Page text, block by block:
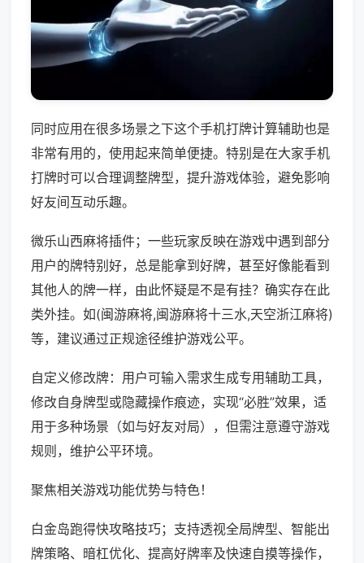
同时应用在很多场景之下这个手机打牌计算辅助也是
非常有用的，使用起来简单便捷。特别是在大家手机
打牌时可以合理调整牌型，提升游戏体验，避免影响
好友间互动乐趣。
微乐山西麻将插件；一些玩家反映在游戏中遇到部分
用户的牌特别好，总是能拿到好牌，甚至好像能看到
其他人的牌一样，由此怀疑是不是有挂？确实存在此
类外挂。如(闽游麻将,闽游麻将十三水,天空浙江麻将)
等，建议通过正规途径维护游戏公平。
自定义修改牌：用户可输入需求生成专用辅助工具，
修改自身牌型或隐藏操作痕迹，实现“必胜”效果，适
用于多种场景（如与好友对局），但需注意遵守游戏
规则，维护公平环境。
聚焦相关游戏功能优势与特色！
白金岛跑得快攻略技巧；支持透视全局牌型、智能出
牌策略、暗杠优化、提高好牌率及快速自摸等操作，